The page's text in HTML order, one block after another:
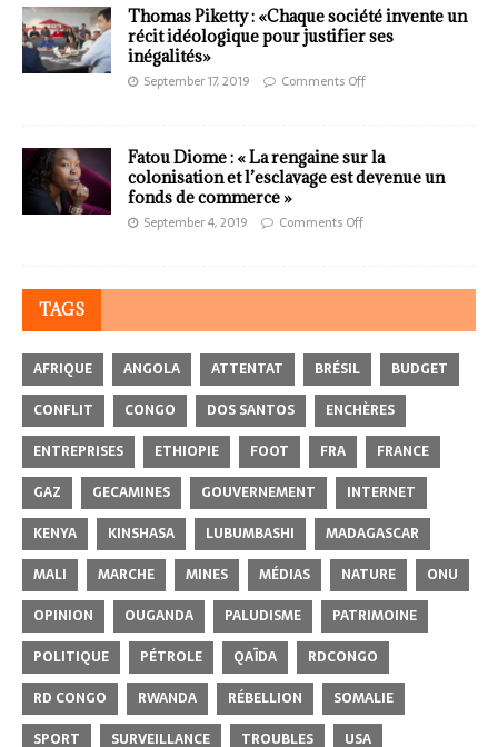
Thomas Piketty : «Chaque société invente un
récit idéologique pour justifier ses
inégalités»
September 17, 2019 Comments Off
Fatou Diome : « La rengaine sur la
colonisation et l’esclavage est devenue un
fonds de commerce »
September 4, 2019 Comments Off
TAGS
AFRIQUE ANGOLA ATTENTAT BRÉSIL
BUDGET
CONFLIT
CONGO DOS SANTOS
ENCHÈRES
ENTREPRISES
ETHIOPIE FOOT FRA
FRANCE
GAZ
GECAMINES GOUVERNEMENT
INTERNET
KENYA
KINSHASA LUBUMBASHI
MADAGASCAR
MALI
MARCHE MINES MÉDIAS NATURE
ONU
OPINION
OUGANDA PALUDISME
PATRIMOINE
POLITIQUE
PÉTROLE QAÏDA
RDCONGO
RD CONGO
RWANDA RÉBELLION
SOMALIE
SPORT
SURVEILLANCE TROUBLES USA